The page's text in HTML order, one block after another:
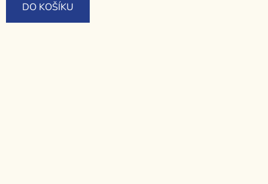
DO KOŠÍKU